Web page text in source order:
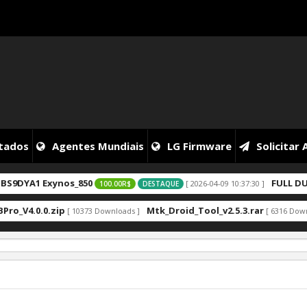
Agentes Mundiais LG Firmware Solicitar
100.00R$ DESTAQUE [ 2026-04-09 10:37:30 ] FULL DUMP MOTO
[ 10373 Downloads ] Mtk_Droid_Tool_v2.5.3.rar [ 6316 Downloads ]